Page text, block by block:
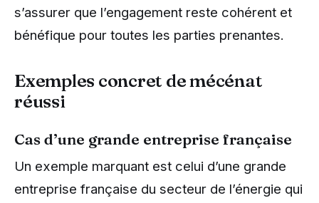
s’assurer que l’engagement reste cohérent et
bénéfique pour toutes les parties prenantes.
Exemples concret de mécénat
réussi
Cas d’une grande entreprise française
Un exemple marquant est celui d’une grande
entreprise française du secteur de l’énergie qui